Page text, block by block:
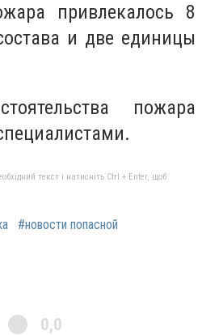
привлекалось 8
и две единицы
пожара
текст і натисніть Ctrl + Enter, щоб
#новости попасной
0,0